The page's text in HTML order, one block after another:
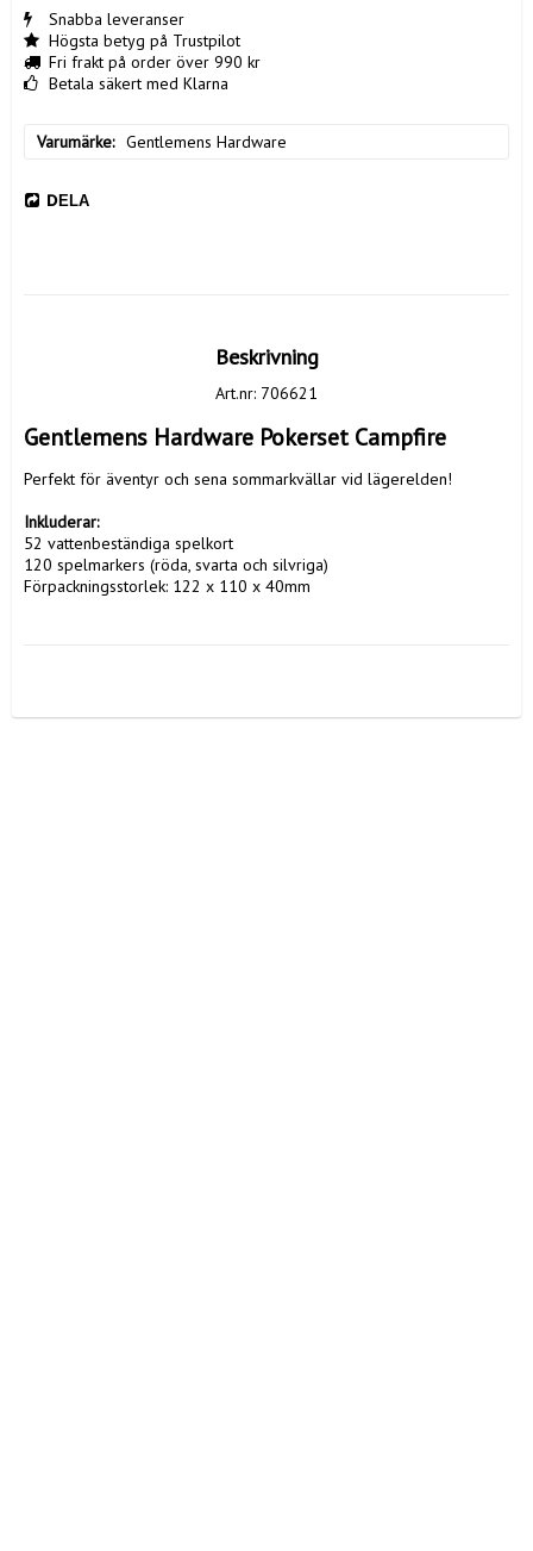
Snabba leveranser
Högsta betyg på Trustpilot
Fri frakt på order över 990 kr
Betala säkert med Klarna
Varumärke Gentlemens Hardware
DELA
Beskrivning
Art.nr: 706621
Gentlemens Hardware Pokerset Campfire
Perfekt för äventyr och sena sommarkvällar vid lägerelden!
Inkluderar:
52 vattenbeständiga spelkort
120 spelmarkers (röda, svarta och silvriga)
Förpackningsstorlek: 122 x 110 x 40mm